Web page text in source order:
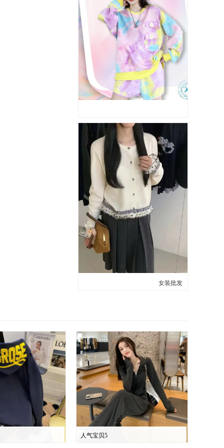
女装批发
人气宝贝5